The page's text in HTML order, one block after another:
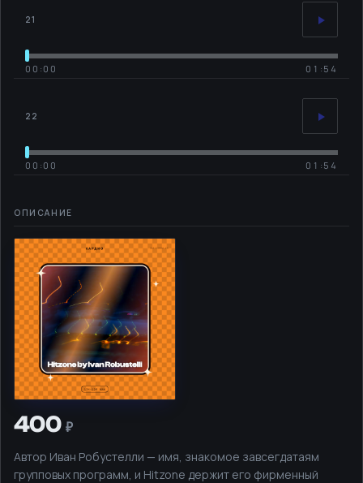
21
00:00 01:54
22
00:00 01:54
400
Автор Иван Робустелли — имя, знакомое завсегдатаям
групповых программ, и Hitzone держит его фирменный